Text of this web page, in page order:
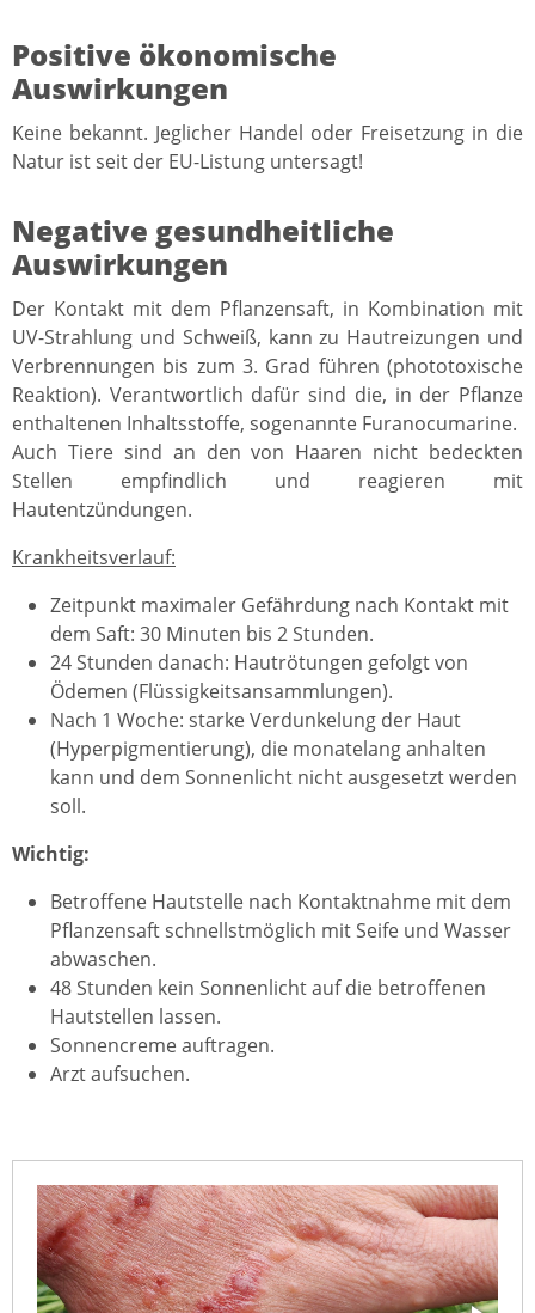
Positive ökonomische
Auswirkungen
Keine bekannt. Jeglicher Handel oder Freisetzung in die
Natur ist seit der EU-Listung untersagt!
Negative gesundheitliche
Auswirkungen
Der Kontakt mit dem Pflanzensaft, in Kombination mit
UV-Strahlung und Schweiß, kann zu Hautreizungen und
Verbrennungen bis zum 3. Grad führen (phototoxische
Reaktion). Verantwortlich dafür sind die, in der Pflanze
enthaltenen Inhaltsstoffe, sogenannte Furanocumarine.
Auch Tiere sind an den von Haaren nicht bedeckten
Stellen empfindlich und reagieren mit
Hautentzündungen.
Krankheitsverlauf:
Zeitpunkt maximaler Gefährdung nach Kontakt mit
dem Saft: 30 Minuten bis 2 Stunden.
24 Stunden danach: Hautrötungen gefolgt von
Ödemen (Flüssigkeitsansammlungen).
Nach 1 Woche: starke Verdunkelung der Haut
(Hyperpigmentierung), die monatelang anhalten
kann und dem Sonnenlicht nicht ausgesetzt werden
soll.
Wichtig:
Betroffene Hautstelle nach Kontaktnahme mit dem
Pflanzensaft schnellstmöglich mit Seife und Wasser
abwaschen.
48 Stunden kein Sonnenlicht auf die betroffenen
Hautstellen lassen.
Sonnencreme auftragen.
Arzt aufsuchen.